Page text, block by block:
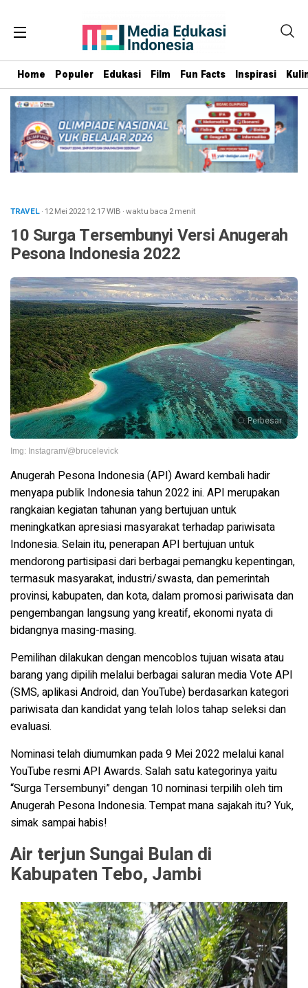
Home Populer Edukasi Film Fun Facts Inspirasi
TRAVEL· 12 Mei 202212:17WIB ·waktu baca 2 menit
10 Surga Tersembunyi Versi Anugerah
Pesona Indonesia 2022
Perbesar
Img: Instagram/@brucelevick
Anugerah Pesona Indonesia (API) Award kembali hadir
menyapa publik Indonesia tahun 2022 ini. API merupakan
rangkaian kegiatan tahunan yang bertujuan untuk
meningkatkan apresiasi masyarakat terhadap pariwisata
Indonesia. Selain itu, penerapan API bertujuan untuk
mendorong partisipasi dari berbagai pemangku kepentingan,
termasuk masyarakat, industri/swasta, dan pemerintah
provinsi, kabupaten, dan kota, dalam promosi pariwisata dan
pengembangan langsung yang kreatif, ekonomi nyata di
bidangnya masing-masing.
Pemilihan dilakukan dengan mencoblos tujuan wisata atau
barang yang dipilih melalui berbagai saluran media Vote API
(SMS, aplikasi Android, dan YouTube) berdasarkan kategori
pariwisata dan kandidat yang telah lolos tahap seleksi dan
evaluasi.
Nominasi telah diumumkan pada 9 Mei 2022 melalui kanal
YouTube resmi API Awards. Salah satu kategorinya yaitu
“Surga Tersembunyi” dengan 10 nominasi terpilih oleh tim
Anugerah Pesona Indonesia. Tempat mana sajakah itu? Yuk,
simak sampai habis!
Air terjun Sungai Bulan di
Kabupaten Tebo, Jambi